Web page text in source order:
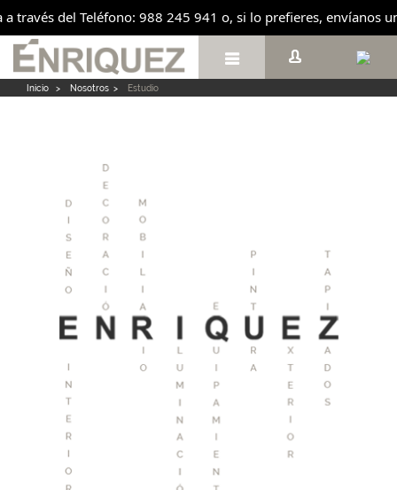
través del Teléfono: 988 245 941 o, si lo prefieres, envíanos

Inicio > Nosotros > Estudio